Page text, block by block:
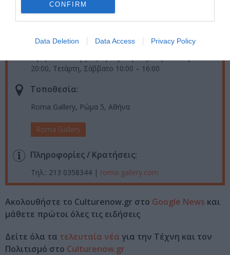
CONFIRM
Data Deletion Data Access Privacy Policy
Ημερομηνία:
Εγκαίνια: Τρίτη 4 Ιουνίου 2024, 19.30 - 21.00
20:00, Τετάρτη, Σάββατο 10:00 – 16:00
Τοποθεσία:
Roma Gallery, Ρώμα 5, Αθήνα
Roma Gallery
Πληροφορίες / Κρατήσεις:
Τηλ.: 213 0358344 | roma-gallery.com
Ακολουθήστε το Culturenow.gr στο Google News και
μάθετε πρώτοι όλες τις ειδήσεις
Δείτε όλα τα τελευταία νέα για την Τέχνη και τον
Πολιτισμό στο Culturenow.gr